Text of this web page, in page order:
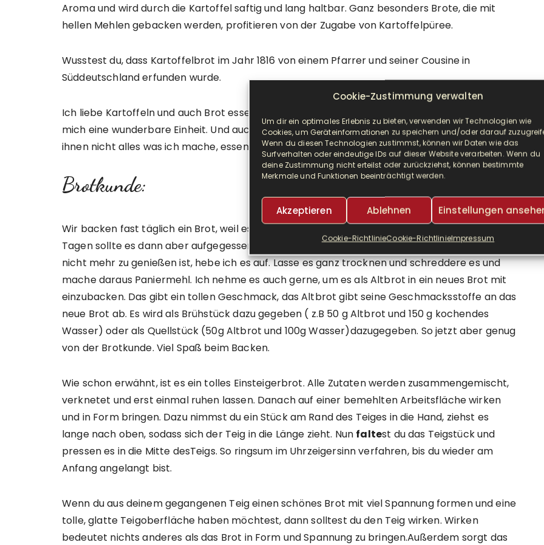
Cookie-Zustimmung verwalten
Um dir ein optimales Erlebnis zu bieten, verwenden wir Technologien wie
Cookies, um Geräteinformationen zu speichern und/oder darauf
Wenn du diesen Technologien zustimmst, können wir Daten wie das
Surfverhalten oder eindeutige IDs auf dieser Website verarbeiten. Wenn du
deine Zustimmung nicht erteilst oder zurückziehst, können bestimmte
Merkmale und Funktionen beeinträchtigt werden.
Akzeptieren Ablehnen Einstellungen
Cookie-RichtlinieCookie-RichtlinieImpressum
Aroma und wird durch die Kartoffel saftig und lang haltbar. Ganz besonders Brote, die mit
hellen Mehlen gebacken werden, profitieren von der Zugabe von Kartoffelpüree.
Wusstest du, dass Kartoffelbrot im Jahr 1816 von einem Pfarrer und seiner Cousine in
Süddeutschland erfunden wurde.
Ich liebe Kartoffeln und auch Brot esse ich sehr gerne, Beide Zutaten zusammen ergeben für
mich eine wunderbare Einheit. Und auch die Kids, ja sie sind sehr verwöhnt und es schmeckt
ihnen nicht alles was ich mache, essen das Kartoffelbrot sehr gerne.
Brotkunde:
Wir backen fast täglich ein Brot, weil es so schnell aufgefuttert wurde. Spätestens nach zwei
Tagen sollte es dann aber aufgegessen sein, sonst ist es zu trocken. Wenn es tatsächlich
nicht mehr zu genießen ist, hebe ich es auf. Lasse es ganz trocknen und schreddere es und
mache daraus Paniermehl. Ich nehme es auch gerne, um es als Altbrot in ein neues Brot mit
einzubacken. Das gibt ein tollen Geschmack, das Altbrot gibt seine Geschmacksstoffe an das
neue Brot ab. Es wird als Brühstück dazu gegeben ( z.B 50 g Altbrot und 150 g kochendes
Wasser) oder als Quellstück (50g Altbrot und 100g Wasser)dazugegeben. So jetzt aber genug
von der Brotkunde. Viel Spaß beim Backen.
Wie schon erwähnt, ist es ein tolles Einsteigerbrot. Alle Zutaten werden zusammengemischt,
verknetet und erst einmal ruhen lassen. Danach auf einer bemehlten Arbeitsfläche wirken
und in Form bringen. Dazu nimmst du ein Stück am Rand des Teiges in die Hand, ziehst es
lange nach oben, sodass sich der Teig in die Länge zieht. Nun faltest du das Teigstück und
pressen es in die Mitte desTeigs. So ringsum im Uhrzeigersinn verfahren, bis du wieder am
Anfang angelangt bist.
Wenn du aus deinem gegangenen Teig einen schönes Brot mit viel Spannung formen und eine
tolle, glatte Teigoberfläche haben möchtest, dann solltest du den Teig wirken. Wirken
bedeutet nichts anderes als das Brot in Form und Spannung zu bringen.Außerdem sorgt das